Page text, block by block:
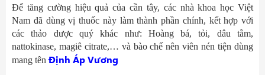
Để tăng cường hiệu quả của cần tây, các nhà khoa học Việt
Nam đã dùng vị thuốc này làm thành phần chính, kết hợp với
các thảo dược quý khác như: Hoàng bá, tỏi, dâu tằm,
nattokinase, magiê citrate,… và bào chế nên viên nén tiện dùng
mang tên Định Áp Vương